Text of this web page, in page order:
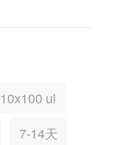
10x100 ul
7-14天